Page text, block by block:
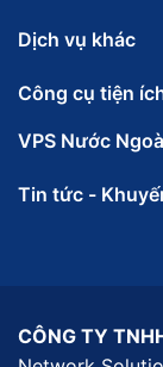
Dịch vụ khác
Công cụ tiện
VPS Nước
Tin tức -
CÔNG TY